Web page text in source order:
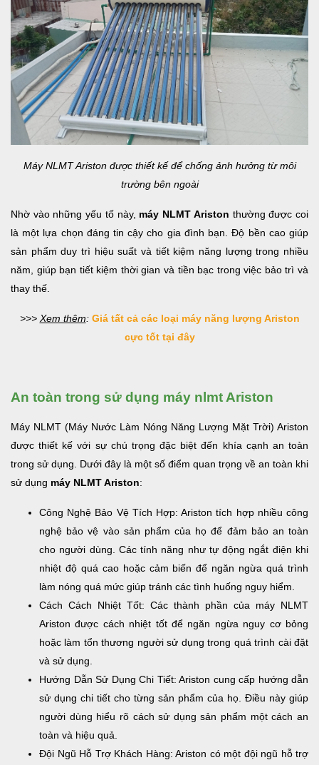
Máy NLMT Ariston được thiết kế để chống ảnh hưởng từ môi
trường bên ngoài
Nhờ vào những yếu tố này, máy NLMT Ariston thường được coi
là một lựa chọn đáng tin cậy cho gia đình bạn. Độ bền cao giúp
sản phẩm duy trì hiệu suất và tiết kiệm năng lượng trong nhiều
năm, giúp bạn tiết kiệm thời gian và tiền bạc trong việc bảo trì và
thay thế.
>>> Xem thêm: Giá tất cả các loại máy năng lượng Ariston
cực tốt tại đây
An toàn trong sử dụng máy nlmt Ariston
Máy NLMT (Máy Nước Làm Nóng Năng Lượng Mặt Trời) Ariston
được thiết kế với sự chú trọng đặc biệt đến khía cạnh an toàn
trong sử dụng. Dưới đây là một số điểm quan trọng về an toàn khi
sử dụng máy NLMT Ariston:
Công Nghệ Bảo Vệ Tích Hợp: Ariston tích hợp nhiều công
nghệ bảo vệ vào sản phẩm của họ để đảm bảo an toàn
cho người dùng. Các tính năng như tự động ngắt điện khi
nhiệt độ quá cao hoặc cảm biến để ngăn ngừa quá trình
làm nóng quá mức giúp tránh các tình huống nguy hiểm.
Cách Cách Nhiệt Tốt: Các thành phần của máy NLMT
Ariston được cách nhiệt tốt để ngăn ngừa nguy cơ bỏng
hoặc làm tổn thương người sử dụng trong quá trình cài đặt
và sử dụng.
Hướng Dẫn Sử Dụng Chi Tiết: Ariston cung cấp hướng dẫn
sử dụng chi tiết cho từng sản phẩm của họ. Điều này giúp
người dùng hiểu rõ cách sử dụng sản phẩm một cách an
toàn và hiệu quả.
Đội Ngũ Hỗ Trợ Khách Hàng: Ariston có một đội ngũ hỗ trợ